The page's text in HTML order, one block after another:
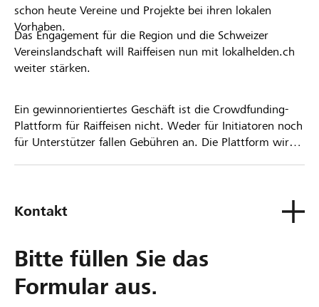
schon heute Vereine und Projekte bei ihren lokalen
Vorhaben.
Das Engagement für die Region und die Schweizer
Vereinslandschaft will Raiffeisen nun mit lokalhelden.ch
weiter stärken.
Ein gewinnorientiertes Geschäft ist die Crowdfunding-
Plattform für Raiffeisen nicht. Weder für Initiatoren noch
für Unterstützer fallen Gebühren an. Die Plattform wird
Kontakt
Bitte füllen Sie das
Formular aus.